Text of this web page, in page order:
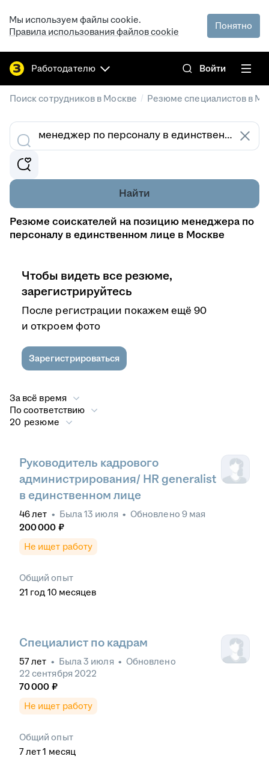
Мы используем файлы cookie.
Правила использования файлов cookie
Понятно
Работодателю Войти
Поиск сотрудников в Москве / Резюме специалистов в
Найти
Резюме соискателей на позицию менеджера по
персоналу в единственном лице в Москве
Чтобы видеть все резюме,
зарегистрируйтесь
После регистрации покажем ещё 90
и откроем фото
Зарегистрироваться
За всё время
По соответствию
20 резюме
Руководитель кадрового
администрирования/ HR generalist
в единственном лице
46лет • Была13 июля • Обновлено 9 мая
200 000 ₽
Не ищет работу
Общий опыт
21 год 10 месяцев
Специалист по кадрам
57лет • Была3 июля • Обновлено
22 сентября 2022
70 000 ₽
Не ищет работу
Общий опыт
7лет 1 месяц